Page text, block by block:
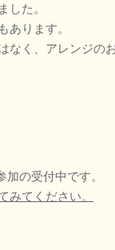
した。
あります。
なく、アレンジの
の受付中です。
みてください。